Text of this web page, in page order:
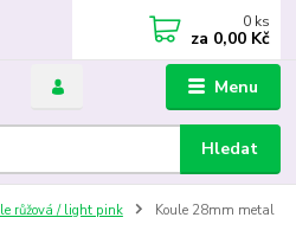
Menu
Hledat
0 ks
za 0,00 Kč
růžová / light pink
Koule 28mm metal